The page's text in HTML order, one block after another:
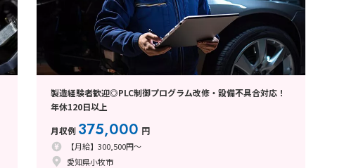
製造経験者歓迎◎PLC制御プログラム改修・設備不具合対応！
年休120日以上
月収例 375,000 円
【月給】300,500円～
愛知県小牧市